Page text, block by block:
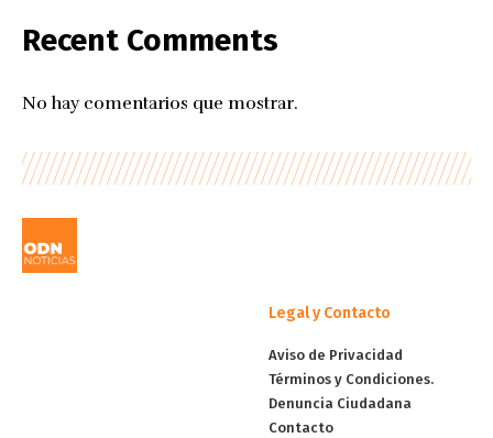
Recent Comments
No hay comentarios que mostrar.
Legal y Contacto
Aviso de Privacidad
Términos y Condiciones.
Denuncia Ciudadana
Contacto